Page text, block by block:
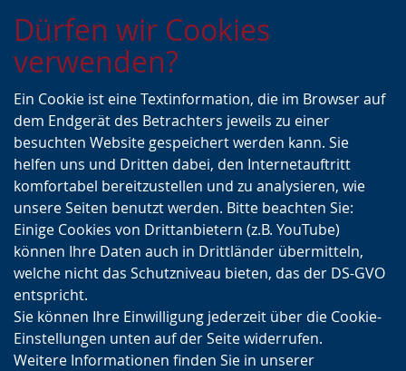
Zur
Hauptnavigation
Zur
Seitennavigation
Zum
Inhalt
Dürfen wir Cookies
verwenden?
Ein Cookie ist eine Textinformation, die im Browser auf
dem Endgerät des Betrachters jeweils zu einer
besuchten Website gespeichert werden kann. Sie
helfen uns und Dritten dabei, den Internetauftritt
komfortabel bereitzustellen und zu analysieren, wie
unsere Seiten benutzt werden. Bitte beachten Sie:
Einige Cookies von Drittanbietern (z.B. YouTube)
können Ihre Daten auch in Drittländer übermitteln,
welche nicht das Schutzniveau bieten, das der DS-GVO
entspricht.
Sie können Ihre Einwilligung jederzeit über die Cookie-
Einstellungen unten auf der Seite widerrufen.
Weitere Informationen finden Sie in unserer